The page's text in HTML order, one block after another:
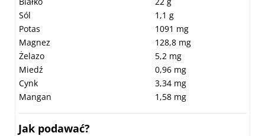
Sól
1,1 g
Potas
1091 mg
Magnez
128,8 mg
Żelazo
5,2 mg
Miedź
0,96 mg
Cynk
3,34 mg
Mangan
1,58 mg
Jak podawać?